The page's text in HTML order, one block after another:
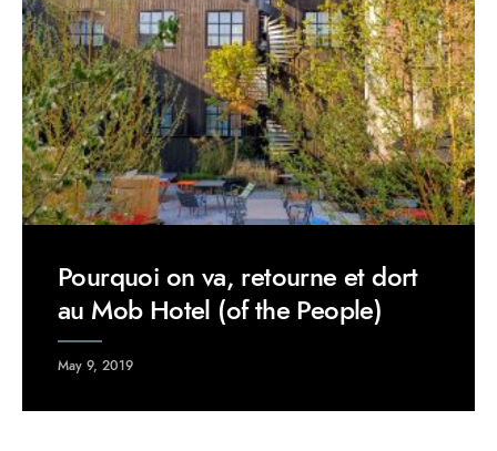
Pourquoi on va, retourne et dort
au Mob Hotel (of the People)
May 9, 2019